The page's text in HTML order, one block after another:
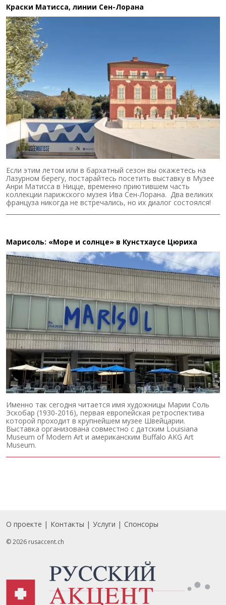
Краски Матисса, линии Сен-Лорана
Если этим летом или в бархатный сезон вы окажетесь на
Лазурном берегу, постарайтесь посетить выставку в Музее
Анри Матисса в Ницце, временно приютившем часть
коллекции парижского музея Ива Сен-Лорана. Два великих
француза никогда не встречались, но их диалог состоялся!
Марисоль: «Море и солнце» в Кунстхаусе Цюриха
Именно так сегодня читается имя художницы Марии Соль
Эскобар (1930-2016), первая европейская ретроспектива
которой проходит в крупнейшем музее Швейцарии.
Выставка организована совместно с датским Louisiana
Museum of Modern Art и американским Buffalo AKG Art
Museum.
Footer
О проекте Контакты Услуги Спонсоры
© 2026 rusaccent.ch